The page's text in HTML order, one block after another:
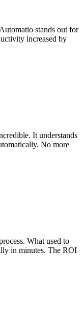
stands out for
increased by
It understands
No more
What used to
in minutes. The ROI